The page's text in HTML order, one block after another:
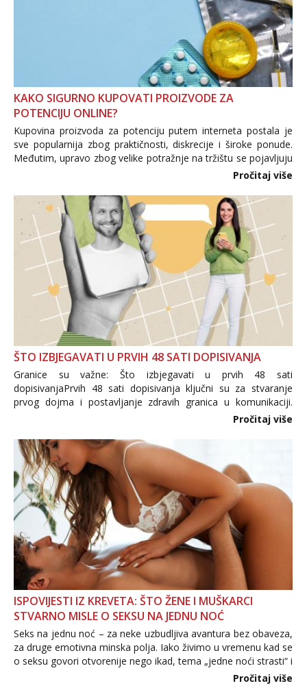
KAKO SIGURNO KUPOVATI PROIZVODE ZA
POTENCIJU ONLINE?
Kupovina proizvoda za potenciju putem interneta postala je
sve popularnija zbog praktičnosti, diskrecije i široke ponude.
Međutim, upravo zbog velike potražnje na tržištu se pojavljuju
i brojni krivotvoreni proizvodi, nepouzdane internetske
Pročitaj više
ŠTO IZBJEGAVATI U PRVIH 48 SATI DOPISIVANJA
Granice su važne: Što izbjegavati u prvih 48 sati
dopisivanjaPrvih 48 sati dopisivanja ključni su za stvaranje
prvog dojma i postavljanje zdravih granica u komunikaciji.
Važno je izbjeći prebrzo otkrivanje osobnih ili intimnih
informacija, jer nepoznata osoba još nije zaslužila to
povjerenje. Takođe...
Pročitaj više
ISPOVIJESTI IZ KREVETA: ŠTO ŽENE I MUŠKARCI
STVARNO MISLE O SEKSU NA JEDNU NOĆ
Seks na jednu noć – za neke uzbudljiva avantura bez obaveza,
za druge emotivna minska polja. Iako živimo u vremenu kad se
o seksu govori otvorenije nego ikad, tema „jedne noći strasti“ i
dalje izaziva burne rasprave. Što zapravo misle žene, a što
Pročitaj više